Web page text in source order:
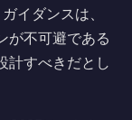
イダンスは、
が不可避である
計すべきだとし